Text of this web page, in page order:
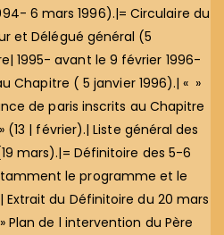
6 mars 1996).|= Circulaire du
et Délégué général (5
1995- avant le 9 février 1996-
Chapitre ( 5 janvier 1996).| « »
de paris inscrits au Chapitre
(13 | février).| Liste général des
mars).|= Définitoire des 5-6
le programme et le
du Définitoire du 20 mars
de l intervention du Père